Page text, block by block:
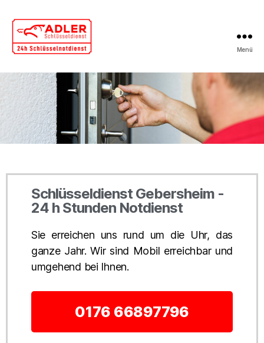
Menü
Schlüsseldienst Gebersheim -
24 h Stunden Notdienst
Sie erreichen uns rund um die Uhr, das
ganze Jahr.Wir sind Mobil erreichbar und
umgehend bei Ihnen.
0176 66897796